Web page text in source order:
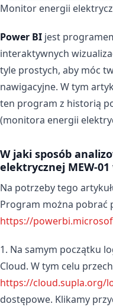
Monitor energii
Power BI jest
interaktywnych
tyle prostych, aby móc
nawigacyjne. W tym
ten program z historią
(monitora energii
W jaki sposób
elektrycznej MEW-
Na potrzeby tego
Program można pobrać
https://
1. Na samym początku
Cloud. W tym celu
https://cloud.supla.org/
dostępowe. Klikamy